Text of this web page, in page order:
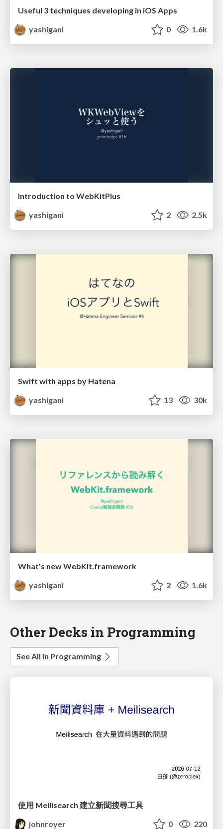
Useful 3 techniques developing in iOS Apps
yashigani
0 1.6k
Introduction to WebKitPlus
yashigani
2 2.5k
Swift with apps by Hatena
yashigani
13 30k
What's new WebKit.framework
yashigani
2 1.6k
Other Decks in Programming
See All in Programming
使用 Meilisearch 建立新聞搜尋工具
johnroyer
0 220